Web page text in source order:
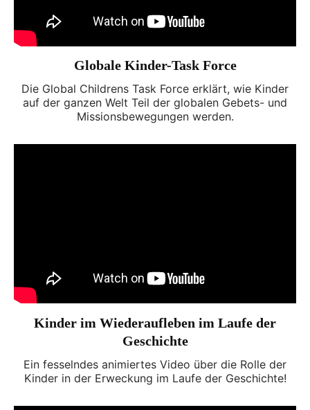
Globale Kinder-Task Force
Die Global Childrens Task Force erklärt, wie Kinder
auf der ganzen Welt Teil der globalen Gebets- und
Missionsbewegungen werden.
Kinder im Wiederaufleben im Laufe der
Geschichte
Ein fesselndes animiertes Video über die Rolle der
Kinder in der Erweckung im Laufe der Geschichte!